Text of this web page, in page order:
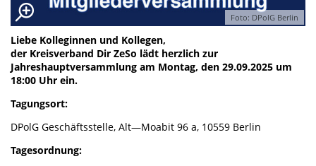
Foto: DPolG Berlin
Liebe Kolleginnen und Kollegen,
der Kreisverband Dir ZeSo lädt herzlich zur
Jahreshauptversammlung am Montag, den 29.09.2025 um
18:00 Uhr ein.
Tagungsort:
DPolG Geschäftsstelle, Alt—Moabit 96 a, 10559 Berlin
Tagesordnung: